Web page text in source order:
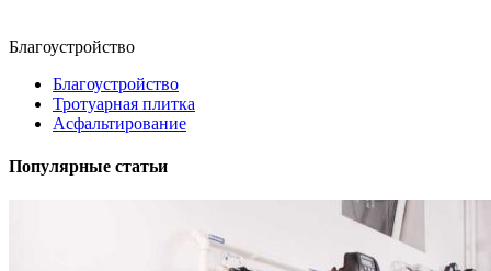
Благоустройство
Благоустройство
Тротуарная плитка
Асфальтирование
Популярные статьи